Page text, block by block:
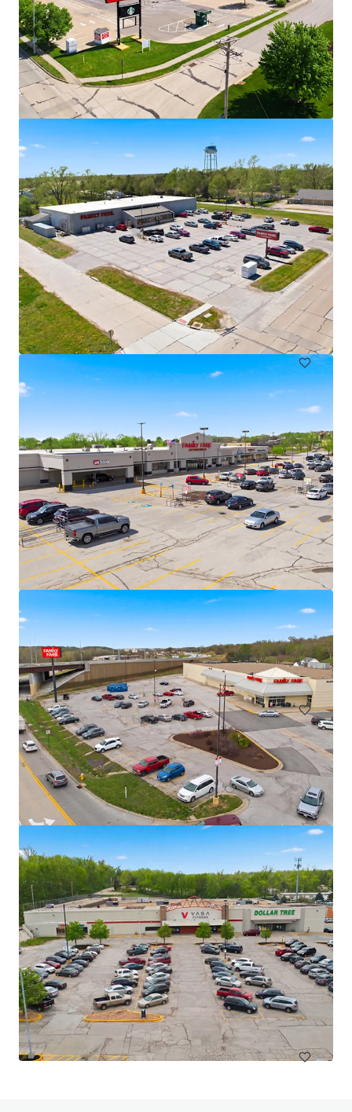
Voir plus
Walgreens - Fort Madison, IA
2639 Avenue L, Fort Madison, IA, 52627, US
3 035 000 € | 1 377 m²
Commerce
Marshalltown Center
3109 South Center Street, Marshalltown, IA, 50158, US
2 991 000 € | 613 m²
Commerce
TS Bank - Atlantic, IA
1005 E 7th St, Atlantic, IA, 50022, US
2 725 000 € | 716 m²
Commerce